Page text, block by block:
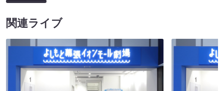
関連ライブ